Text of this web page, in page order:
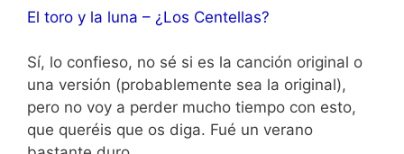
El toro y la luna – ¿Los Centellas?
Sí, lo confieso, no sé si es la canción original o
una versión (probablemente sea la original),
pero no voy a perder mucho tiempo con esto,
que queréis que os diga. Fué un verano